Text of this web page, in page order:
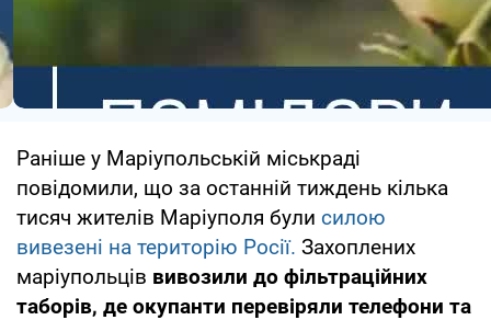
Раніше у Маріупольській міськраді
повідомили, що за останній тиждень кілька
тисяч жителів Маріуполя були силою
вивезені на територію Росії. Захоплених
маріупольців вивозили до фільтраційних
таборів, де окупанти перевіряли телефони та